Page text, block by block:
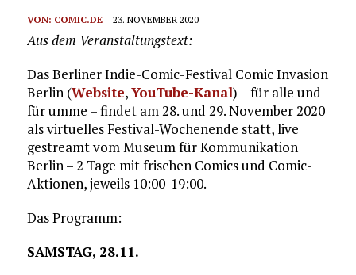
VON: COMIC.DE 23. NOVEMBER 2020
Aus dem Veranstaltungstext:
Das Berliner Indie-Comic-Festival Comic Invasion
Berlin (Website,YouTube-Kanal) – für alle und
für umme – findet am 28. und 29. November 2020
als virtuelles Festival-Wochenende statt, live
gestreamt vom Museum für Kommunikation
Berlin – 2 Tage mit frischen Comics und Comic-
Aktionen, jeweils 10:00-19:00.
Das Programm:
SAMSTAG, 28.11.